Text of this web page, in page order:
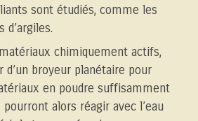
sont étudiés, comme les
d’argiles.
chimiquement actifs,
d’un broyeur planétaire pour
en poudre suffisamment
alors réagir avec l’eau